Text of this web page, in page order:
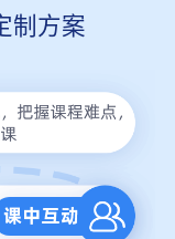
制方案